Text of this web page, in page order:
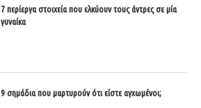
7 περίεργα στοιχεία που ελκύουν τους άντρες σε μία
γυναίκα
9 σημάδια που μαρτυρούν ότι είστε αγχωμένοι;